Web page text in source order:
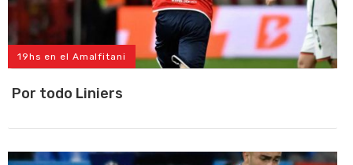
19hs en el Amalfitani
Por todo Liniers